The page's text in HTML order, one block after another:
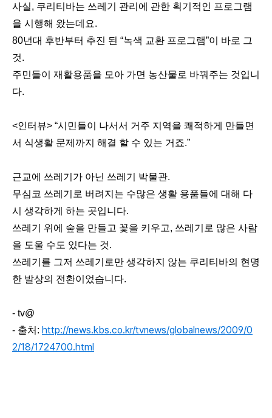
사실, 쿠리티바는 쓰레기 관리에 관한 획기적인 프로그램
을 시행해 왔는데요.
80년대 후반부터 추진 된 “녹색 교환 프로그램”이 바로 그
것.
주민들이 재활용품을 모아 가면 농산물로 바꿔주는 것입니
다.
<인터뷰> “시민들이 나서서 거주 지역을 쾌적하게 만들면
서 식생활 문제까지 해결 할 수 있는 거죠.”
근교에 쓰레기가 아닌 쓰레기 박물관.
무심코 쓰레기로 버려지는 수많은 생활 용품들에 대해 다
시 생각하게 하는 곳입니다.
쓰레기 위에 숲을 만들고 꽃을 키우고, 쓰레기로 많은 사람
을 도울 수도 있다는 것.
쓰레기를 그저 쓰레기로만 생각하지 않는 쿠리티바의 현명
한 발상의 전환이었습니다.
- tv@
- 출처: http://news.kbs.co.kr/tvnews/globalnews/2009/0
2/18/1724700.html